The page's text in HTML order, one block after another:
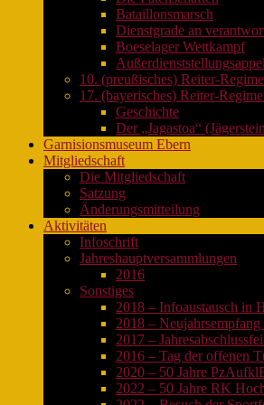
Bataillonsmarsch
Dienstgrade an
Boeselager Wettkampf
10. (preußisches) Reiter-
17. (bayerisches) Reiter-
Geschichte
Der „Jagastoa“
Garnisionsmuseum Ebern
Mitgliedschaft
Die Mitgliedschaft
Satzung
Änderungsmitteilung
Aktivitäten
Infoschrift
Jahreshauptversammlungen
2016
Sonstiges
2018 – Infoaustausch in
2018 –
2017 –
2016 – Tag der offenen
2020 – 50 Jahre
2022 – 50 Jahre RK